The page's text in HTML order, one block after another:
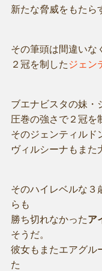
新たな脅威をもたら
その筆頭は間違いな
２冠を制した ジェン
ブエナビスタの妹・
圧巻の強さで２冠を
そのジェンティルド
ヴィルシーナもまた
そのハイレベルな３
らも
勝ち切れなかったア
そうだ。
彼女もまたエアグル
た